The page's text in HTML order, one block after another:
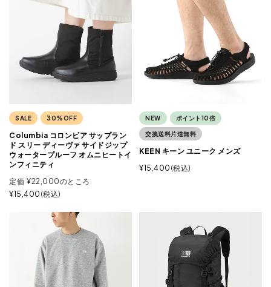
SALE 30%OFF
Columbia コロンビア サップラン
ド スリー ディーヴァ サイドジップ
ウォータープルーフ オムニヒートイ
ンフィニティ
定価 ¥22,000のところ
¥15,400 税込
NEW ポイント10倍
交換送料片道無料
KEEN キーン ユニーク メンズ
¥15,400 税込